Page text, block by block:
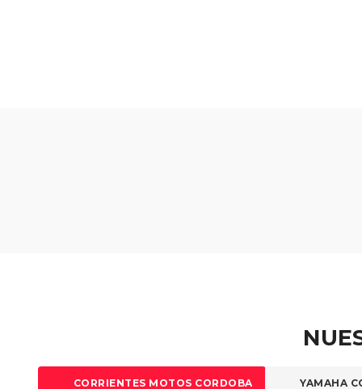
CORRIENTES MOTOS CORDOBA YAMAHA